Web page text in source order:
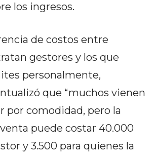
los ingresos.
de costos entre
gestores y los que
personalmente,
que “muchos vienen
por comodidad, pero la
puede costar 40.000
y 3.500 para quienes la